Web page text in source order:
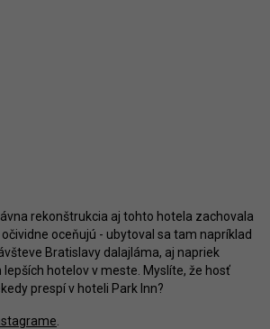
rekonštrukcia aj tohto hotela zachovala
oceňujú - ubytoval sa tam napríklad
Bratislavy dalajláma, aj napriek
lepších hotelov v meste. Myslíte, že hosť
prespí v hoteli Park Inn?